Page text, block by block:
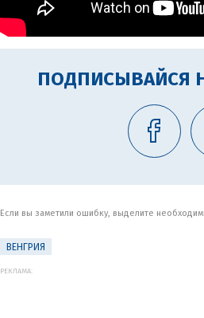
ПОДПИСЫВАЙСЯ
Если вы заметили ошибку, выделите
ВЕНГРИЯ
РЕКЛАМА: